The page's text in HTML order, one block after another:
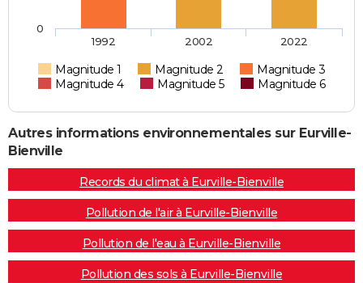
Magnitude 1 Magnitude 2
Magnitude 3
Magnitude 4
Magnitude 5 Magnitude 6
1992 2002 2022
0
Autres informations environnementales sur Eurville-
Bienville
Records du climat à Eurville-Bienville
Pollution de l'air à Eurville-Bienville
Pollution de l'eau à Eurville-Bienville
Pollution des sols à Eurville-Bienville